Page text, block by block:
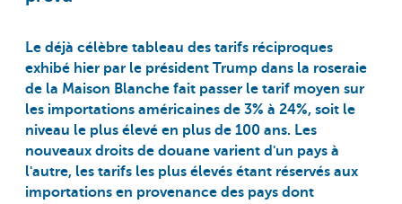
Le déjà célèbre tableau des tarifs réciproques
exhibé hier par le président Trump dans la roseraie
de la Maison Blanche fait passer le tarif moyen sur
les importations américaines de 3% à 24%, soit le
niveau le plus élevé en plus de 100 ans. Les
nouveaux droits de douane varient d'un pays à
l'autre, les tarifs les plus élevés étant réservés aux
importations en provenance des pays dont